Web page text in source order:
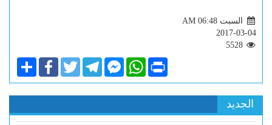
السبت AM 06:48
2017-03-04
ShareFacebookTwitterTelegramFacebook
Messenger
WhatsApp Print
الجديد